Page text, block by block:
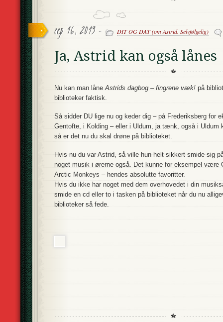
sep 16, 2013 - DIT OG DAT (om Astrid. Selvfølgelig)
Ja, Astrid kan også lånes
Nu kan man låne Astrids dagbog – fingrene væk! på
biblioteker faktisk.
Så sidder DU lige nu og keder dig – på Frederiksberg for
Gentofte, i Kolding – eller i Uldum, ja tænk, også i Uldum
så er det nu du skal drøne på biblioteket.
Hvis nu du var Astrid, så ville hun helt sikkert smide sig
noget musik i ørerne også. Det kunne for eksempel være
Arctic Monkeys – hendes absolutte favoritter.
Hvis du ikke har noget med dem overhovedet i din
smide en cd eller to i tasken på biblioteket når du nu
biblioteker så fede.